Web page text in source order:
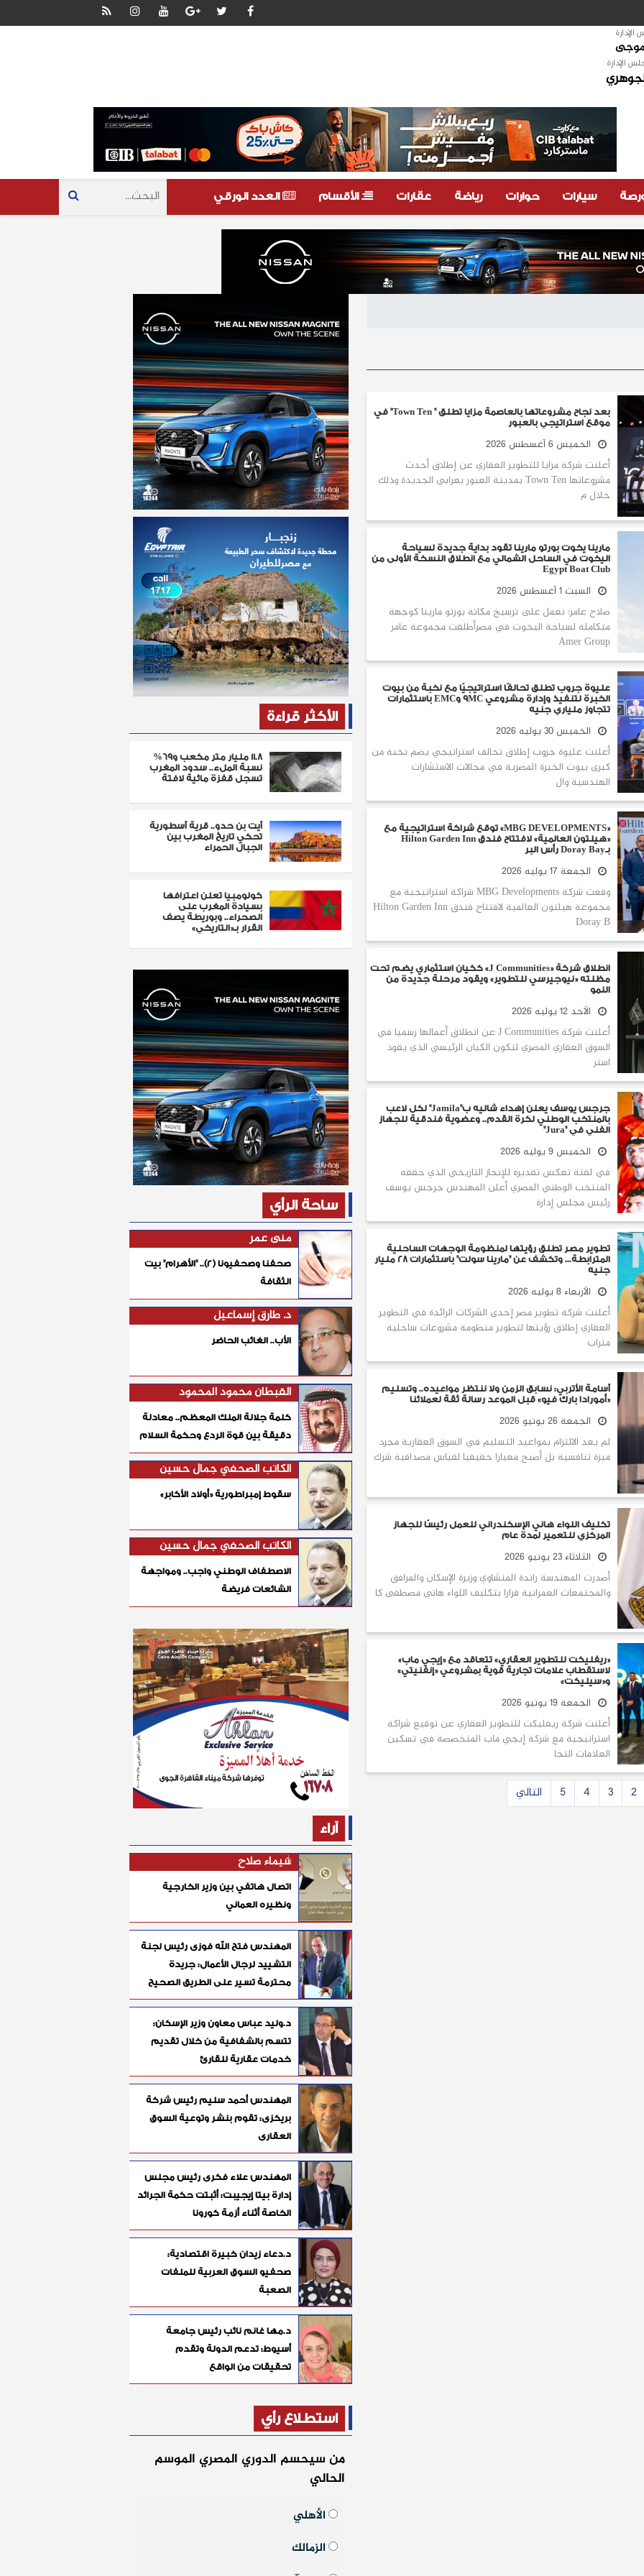
الإدارة
سيارات حوارات رياضة عقارات الأقسام العدد الورقي
بعد نجاح مشروعاتها بالعاصمة مزايا تطلق " Town Ten" في
موقع استراتيجي بالعبور
الخميس 6 أغسطس 2026
أعلنت شركة مزايا للتطوير العقاري عن إطلاق أحدث
مشروعاتها Town Ten بمدينة العبور بعرابى الجديدة وذلك
خلال م
مارينا يخوت بورتو مارينا تقود بداية جديدة لسياحة
اليخوت في الساحل الشمالي مع انطلاق النسخة الأولى من
Egypt Boat Club
السبت 1 أغسطس 2026
صلاح عامر: نعمل على ترسيخ مكانة بورتو مارينا كوجهة
متكاملة لسياحة اليخوت في مصرأطلقت مجموعة عامر
Amer Group
عليوة جروب تطلق تحالفًا استراتيجيًا مع نخبة من بيوت
الخبرة لتنفيذ وإدارة مشروعي 9MC وEMC باستثمارات
تتجاوز ملياري جنيه
الخميس 30 يوليه 2026
أعلنت عليوة جروب إطلاق تحالف استراتيجي يضم نخبة من
كبرى بيوت الخبرة المصرية في مجالات الاستشارات
الهندسية وال
«MBG DEVELOPMENTS» توقع شراكة استراتيجية مع
«هيلتون العالمية» لافتتاح فندق Hilton Garden Inn
بـDoray Bay رأس البر
الجمعة 17 يوليه 2026
وقعت شركة MBG Developments شراكة استراتيجية مع
مجموعة هيلتون العالمية لافتتاح فندق Hilton Garden Inn
Doray B
انطلاق شركة «J Communities» ككيان استثماري يضم تحت
مظلته «نيوجيرسي للتطوير» ويقود مرحلة جديدة من
النمو
الأحد 12 يوليه 2026
أعلنت شركة J Communities عن انطلاق أعمالها رسميا في
السوق العقاري المصري لتكون الكيان الرئيسي الذي يقود
استر
جرجس يوسف يعلن إهداء شاليه ب"Jamila" لكل لاعب
بالمنتخب الوطني لكرة القدم.. وعضوية فندقية للجهاز
الفني في "Jura"
الخميس 9 يوليه 2026
في لفتة تعكس تقديره للإنجاز التاريخي الذي حققه
المنتخب الوطني المصري أعلن المهندس جرجس يوسف
رئيس مجلس إدارة
تطوير مصر تطلق رؤيتها لمنظومة الوجهات الساحلية
المترابطة... وتكشف عن "مارينا سولت" باستثمارات 28 مليار
جنيه
الأربعاء 8 يوليه 2026
أعلنت شركة تطوير مصر إحدى الشركات الرائدة في التطوير
العقاري إطلاق رؤيتها لتطوير منظومة مشروعات ساحلية
متراب
أسامة الأتربي: نسابق الزمن ولا ننتظر مواعيده.. وتسليم
«أمورادا بارك فيو» قبل الموعد رسالة ثقة لعملائنا
الجمعة 26 يونيو 2026
لم يعد الالتزام بمواعيد التسليم في السوق العقارية مجرد
ميزة تنافسية بل أصبح معيارا حقيقيا لقياس مصداقية شرك
تكليف اللواء هاني الإسكندراني للعمل رئيسًا للجهاز
المركزي للتعمير لمدة عام
الثلاثاء 23 يونيو 2026
أصدرت المهندسة راندة المنشاوي وزيرة الإسكان والمرافق
والمجتمعات العمرانية قرارا بتكليف اللواء هاني مصطفى كا
«ريفليكت للتطوير العقاري» تتعاقد مع «إيجي ماب»
لاستقطاب علامات تجارية قوية بمشروعي «إنفنيتي»
و«سيليكت»
الجمعة 19 يونيو 2026
أعلنت شركة ريفليكت للتطوير العقاري عن توقيع شراكة
استراتيجية مع شركة إيجي ماب المتخصصة في تسكين
العلامات التجا
2
3
4
5 التالي
الأكثر قراءة
11.8 مليار متر مكعب و69%
نسبة الملء.. سدود المغرب
تسجل قفزة مائية لافتة
أيت بن حدو.. قرية أسطورية
تحكي تاريخ المغرب بين
الجبال الحمراء
كولومبيا تعلن اعترافها
بسيادة المغرب على
الصحراء.. وبوريطة يصف
القرار بـ«التاريخي»
ساحة الرأي
منى عمر
صحفنا وصحفيونا (٢).. "الأهرام" بيت
الثقافة
د. طارق إسماعيل
الأب.. الغائب الحاضر
القبطان محمود المحمود
كلمة جلالة الملك المعظم.. معادلة
دقيقة بين قوة الردع وحكمة السلام
الكاتب الصحفي جمال حسين
سقوط إمبراطورية «أولاد الأكابر»
الكاتب الصحفي جمال حسين
الاصطفاف الوطني واجب.. ومواجهة
الشائعات فريضة
آراء
شيماء صلاح
اتصال هاتفي بين وزير الخارجية
ونظيره العماني
المهندس فتح الله فوزى رئيس لجنة
التشييد لرجال الأعمال: جريدة
محترمة تسير على الطريق الصحيح
د.وليد عباس معاون وزير الإسكان:
تتسم بالشفافية من خلال تقديم
خدمات عقارية للقارئ
المهندس أحمد سليم رئيس شركة
بريكزى: تقوم بنشر وتوعية السوق
العقارى
المهندس علاء فكرى رئيس مجلس
إدارة بيتا إيجيبت: أثبتت حكمة الجرائد
الخاصة أثناء أزمة كورونا
د.دعاء زيدان خبيرة اقتصادية:
صحفيو السوق العربية للملفات
الصعبة
د.مها غانم نائب رئيس جامعة
أسيوط: تدعم الدولة وتقدم
تحقيقات من الواقع
استطلاع رأي
من سيحسم الدوري المصري الموسم
الحالي
الأهلي
الزمالك